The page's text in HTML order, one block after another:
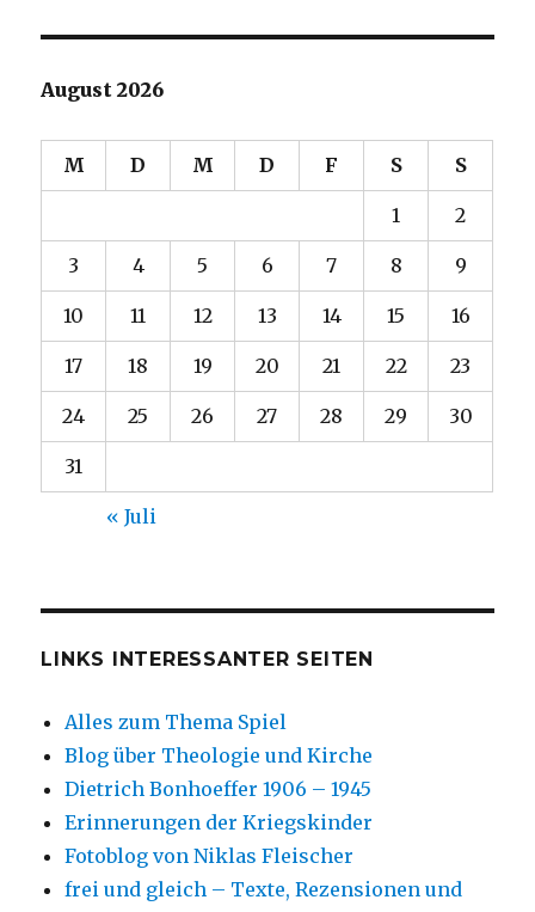
August 2026
M D M D F S S
1 2
3 4 5 6 7 8 9
10 11 12 13 14 15 16
17 18 19 20 21 22 23
24 25 26 27 28 29 30
31
« Juli
LINKS INTERESSANTER SEITEN
Alles zum Thema Spiel
Blog über Theologie und Kirche
Dietrich Bonhoeffer 1906 – 1945
Erinnerungen der Kriegskinder
Fotoblog von Niklas Fleischer
frei und gleich – Texte, Rezensionen und